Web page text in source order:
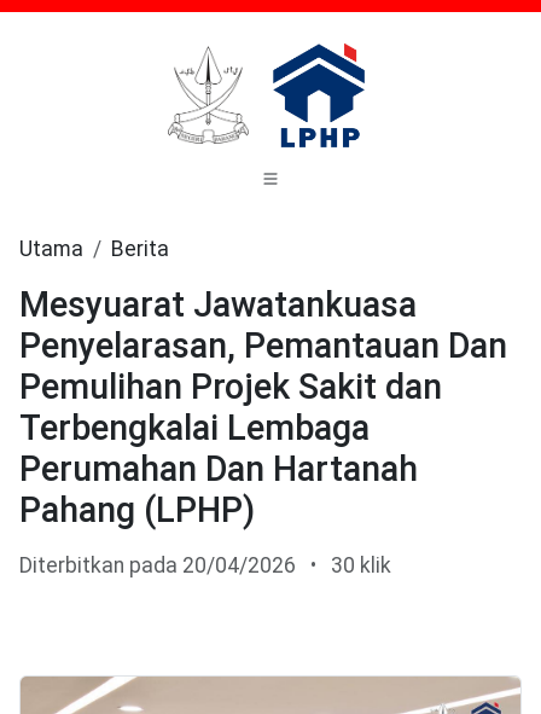
Utama Berita
Mesyuarat Jawatankuasa
Penyelarasan, Pemantauan Dan
Pemulihan Projek Sakit dan
Terbengkalai Lembaga
Perumahan Dan Hartanah
Pahang (LPHP)
Diterbitkan pada 20/04/2026 • 30 klik